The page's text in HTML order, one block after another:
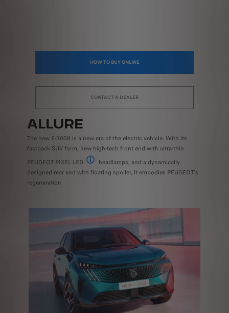
HOW TO BUY ONLINE
CONTACT A DEALER
ALLURE
The new E-3008 is a new era of the electric vehicle. With its
fastback SUV form, new high-tech front end with ultra-thin
PEUGEOT PIXEL LED
Available on GT edition
headlamps, and a dynamically
designed rear end with floating spoiler, it embodies PEUGEOT's
regeneration.